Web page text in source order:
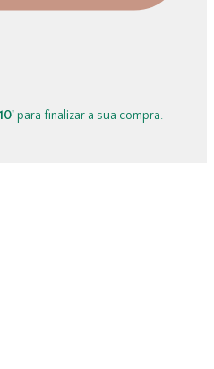
para finalizar a sua compra.